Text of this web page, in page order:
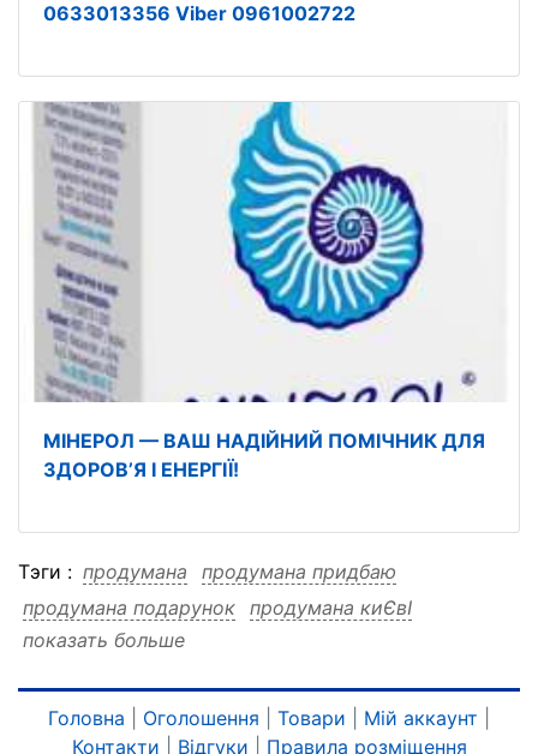
0633013356 Viber 0961002722
МІНЕРОЛ — ВАШ НАДІЙНИЙ ПОМІЧНИК ДЛЯ
ЗДОРОВ’Я І ЕНЕРГІЇ!
Тэги : продумана
продумана придбаю
продумана подарунок продумана киЄвІ
продумана дорого стрижка
продумана 0961002722 0633013356
показать больше
Головна Оголошення Товари Мій аккаунт
Контакти
Відгуки Правила розміщення